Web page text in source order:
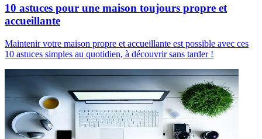
10 astuces pour une maison toujours propre et
accueillante
Maintenir votre maison propre et accueillante est possible avec ces
10 astuces simples au quotidien, à découvrir sans tarder !